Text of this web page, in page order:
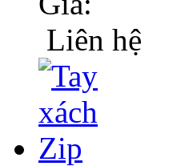
Liên hệ